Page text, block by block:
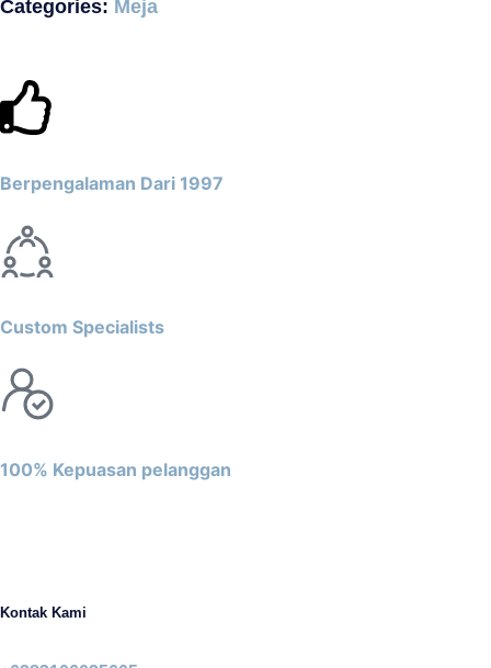
Categories: Meja
Berpengalaman Dari 1997
Custom Specialists
100% Kepuasan pelanggan
Kontak Kami